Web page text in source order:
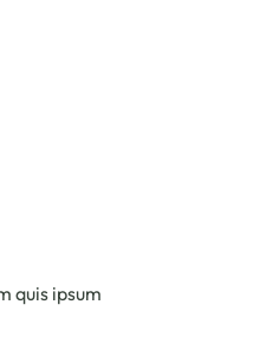
quis ipsum